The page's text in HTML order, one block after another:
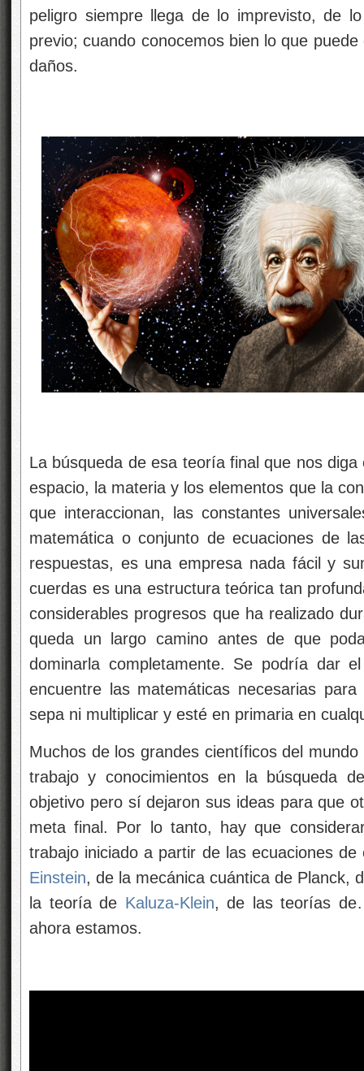
peligro siempre llega de lo imprevisto, de
previo; cuando conocemos bien lo que
daños.
La búsqueda de esa teoría final que nos
espacio, la materia y los elementos que la
que interaccionan, las constantes
matemática o conjunto de ecuaciones de
respuestas, es una empresa nada fácil y
cuerdas es una estructura teórica tan
considerables progresos que ha realizado
queda un largo camino antes de que
dominarla completamente. Se podría dar
encuentre las matemáticas necesarias
sepa ni multiplicar y esté en primaria en
Muchos de los grandes científicos del mundo
trabajo y conocimientos en la búsqueda
objetivo pero sí dejaron sus ideas para que
meta final. Por lo tanto, hay que
trabajo iniciado a partir de las ecuaciones
Einstein, de la mecánica cuántica de Planck,
la teoría de Kaluza-Klein, de las teorías
ahora estamos.